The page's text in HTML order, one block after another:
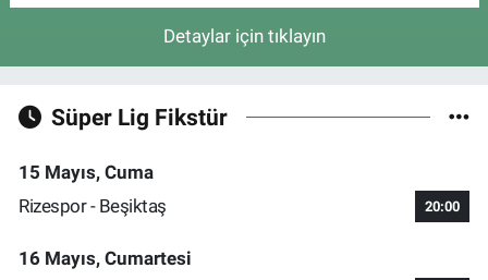
Detaylar için tıklayın
Süper Lig Fikstür
15 Mayıs, Cuma
Rizespor - Beşiktaş
20:00
16 Mayıs, Cumartesi